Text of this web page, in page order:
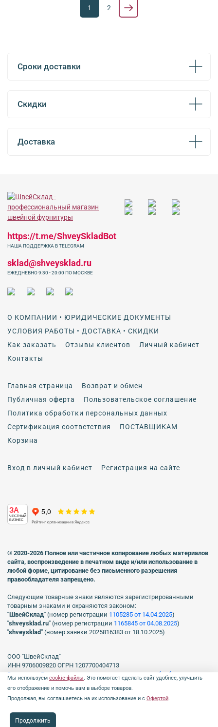
1 2
Сроки доставки
Скидки
Доставка
О КОМПАНИИ • ЮРИДИЧЕСКИЕ ДОКУМЕНТЫ
УСЛОВИЯ РАБОТЫ • ДОСТАВКА • СКИДКИ
Как заказать
Отзывы клиентов
Личный кабинет
Контакты
Главная страница
Возврат и обмен
Публичная оферта
Пользовательское соглашение
Политика обработки персональных данных
Сертификация соответствия
ПОСТАВЩИКАМ
Корзина
Вход в личный кабинет Регистрация на сайте
https://t.me/ShveySkladBot
НАША ПОДДЕРЖКА В TELEGRAM
sklad@shveysklad.ru
ЕЖЕДНЕВНО 9:30 - 20:00 ПО МОСКВЕ
ЗА
ЧЕСТНЫЙ
БИЗНЕС
© 2020-2026 Полное или частичное копирование любых материалов
сайта, воспроизведение в печатном виде и/или использование в
любой форме, цитирование без письменного разрешения
правообладателя запрещено.
Следующие товарные знаки являются зарегистрированными
товарным знаками и охраняются законом:
"ШвейСклад" (номер регистрации 1105285 от 14.04.2025)
"shveуsklad.ru" (номер регистрации 1165845 от 04.08.2025)
"shveysklad" (номер заявки 2025816383 от 18.10.2025)
ООО "ШвейСклад"
ИНН 9706009820 ОГРН 1207700404713
Включен в Реестр операторов, осуществляющих обработку
персональных данных Роскомнадзора рег. № 77-23-150255, Приказ
№231 от 16.06.2023.
Профиль
Мы используем cookie-файлы. Это помогает сделать сайт удобнее, улучшить
его отображение и помочь вам в выборе товаров.
Продолжая, вы соглашаетесь на их использование и с Офертой.
Продолжить